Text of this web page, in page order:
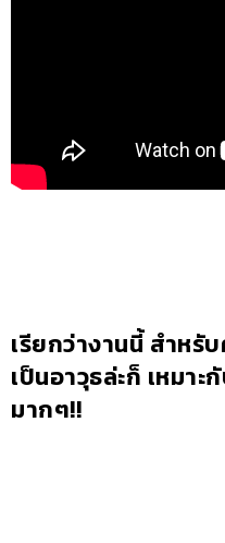
เรียกว่างานนี้ สำหรั
เป็นอาวุธล่ะก็ เหมา
มากๆ!!